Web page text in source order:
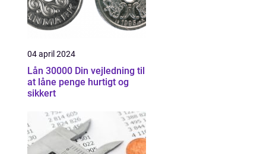
04 april 2024
Lån 30000 Din vejledning til
at låne penge hurtigt og
sikkert